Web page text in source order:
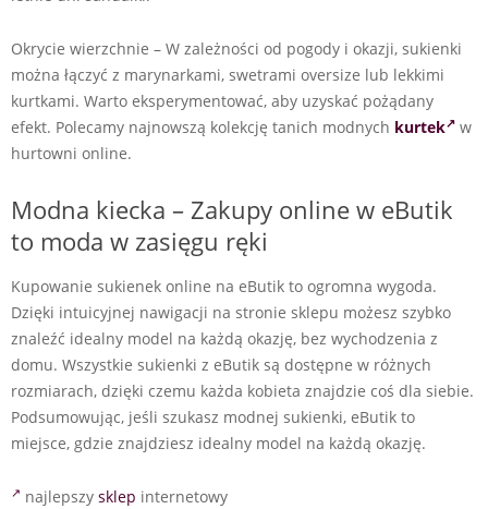
Okrycie wierzchnie – W zależności od pogody i okazji, sukienki
można łączyć z marynarkami, swetrami oversize lub lekkimi
kurtkami. Warto eksperymentować, aby uzyskać pożądany
efekt. Polecamy najnowszą kolekcję tanich modnych kurtek
w
hurtowni online.
Modna kiecka – Zakupy online w eButik
to moda w zasięgu ręki
Kupowanie sukienek online na eButik to ogromna wygoda.
Dzięki intuicyjnej nawigacji na stronie sklepu możesz szybko
znaleźć idealny model na każdą okazję, bez wychodzenia z
domu. Wszystkie sukienki z eButik są dostępne w różnych
rozmiarach, dzięki czemu każda kobieta znajdzie coś dla siebie.
Podsumowując, jeśli szukasz modnej sukienki, eButik to
miejsce, gdzie znajdziesz idealny model na każdą okazję.
najlepszy sklep internetowy